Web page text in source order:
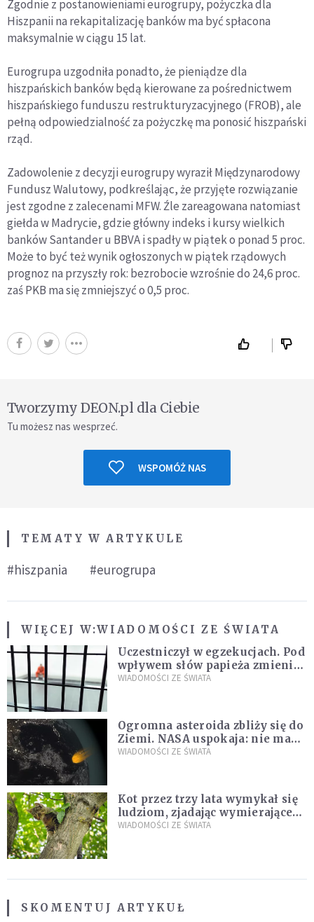
Zgodnie z postanowieniami eurogrupy, pożyczka dla
Hiszpanii na rekapitalizację banków ma być spłacona
maksymalnie w ciągu 15 lat.
Eurogrupa uzgodniła ponadto, że pieniądze dla
hiszpańskich banków będą kierowane za pośrednictwem
hiszpańskiego funduszu restrukturyzacyjnego (FROB), ale
pełną odpowiedzialność za pożyczkę ma ponosić hiszpański
rząd.
Zadowolenie z decyzji eurogrupy wyraził Międzynarodowy
Fundusz Walutowy, podkreślając, że przyjęte rozwiązanie
jest zgodne z zalecenami MFW. Źle zareagowana natomiast
giełda w Madrycie, gdzie główny indeks i kursy wielkich
banków Santander u BBVA i spadły w piątek o ponad 5 proc.
Może to być też wynik ogłoszonych w piątek rządowych
prognoz na przyszły rok: bezrobocie wzrośnie do 24,6 proc.
zaś PKB ma się zmniejszyć o 0,5 proc.
Tworzymy DEON.pl dla Ciebie
Tu możesz nas wesprzeć.
WSPOMÓŻ NAS
TEMATY W ARTYKULE
#hiszpania #eurogrupa
WIĘCEJ W:WIADOMOŚCI ZE ŚWIATA
Uczestniczył w egzekucjach. Pod
wpływem słów papieża zmienił
zdanie
WIADOMOŚCI ZE ŚWIATA
Ogromna asteroida zbliży się do
Ziemi. NASA uspokaja: nie ma
zagrożenia
WIADOMOŚCI ZE ŚWIATA
Kot przez trzy lata wymykał się
ludziom, zjadając wymierające
kaczki. W końcu popełnił
WIADOMOŚCI ZE ŚWIATA
SKOMENTUJ ARTYKUŁ